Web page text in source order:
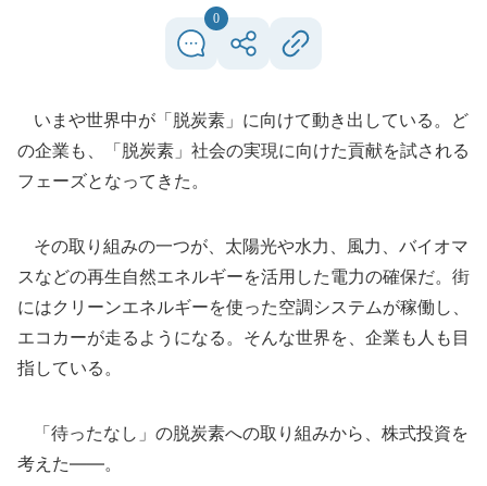
0
いまや世界中が「脱炭素」に向けて動き出している。ど
の企業も、「脱炭素」社会の実現に向けた貢献を試される
フェーズとなってきた。
その取り組みの一つが、太陽光や水力、風力、バイオマ
スなどの再生自然エネルギーを活用した電力の確保だ。街
にはクリーンエネルギーを使った空調システムが稼働し、
エコカーが走るようになる。そんな世界を、企業も人も目
指している。
「待ったなし」の脱炭素への取り組みから、株式投資を
考えた――。